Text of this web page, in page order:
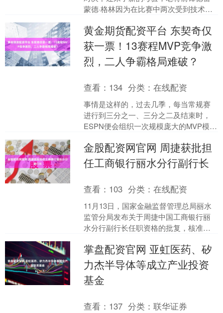
蒙德·格林因为在比赛中两次受到技术犯
件无疑给勇士的战术部署....
黄金期货配资平台 东契奇仅
获一票！13赛程MVP竞争激
烈，二人争霸格局难破？
查看： 134 分类：在线配资
事情是这样的，过去几季，每当常规赛
进行到三分之一、三分之二及结束时，
ESPN便会组织一次规模庞大的MVP模拟
篮球专家，权威....
金股配资网官网 周捷获批担
任工商银行丽水分行副行长
查看： 103 分类：在线配资
11月13日，国家金融监督管理总局丽水
监管分局发布关于周捷中国工商银行丽
水分行副行长任职资格的批复，核准周
格。....
掌盘配资官网 亚虹医药、矽
力杰半导体等成立产业投资
基金
查看： 137 分类：联华证券